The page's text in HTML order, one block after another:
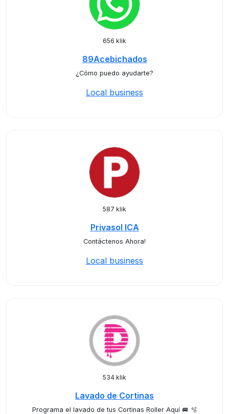
656 klik
89Acebichados
¿Cómo puedo ayudarte?
Local business
587 klik
Privasol ICA
Contáctenos Ahora!
Local business
534 klik
Lavado de Cortinas
Programa el lavado de tus Cortinas Roller Aquí 🚐 🫧